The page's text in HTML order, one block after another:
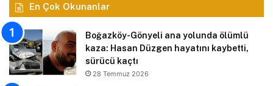
En Çok Okunanlar
Boğazköy-Gönyeli ana yolunda ölümlü
kaza: Hasan Düzgen hayatını kaybetti,
sürücü kaçtı
28 Temmuz 2026